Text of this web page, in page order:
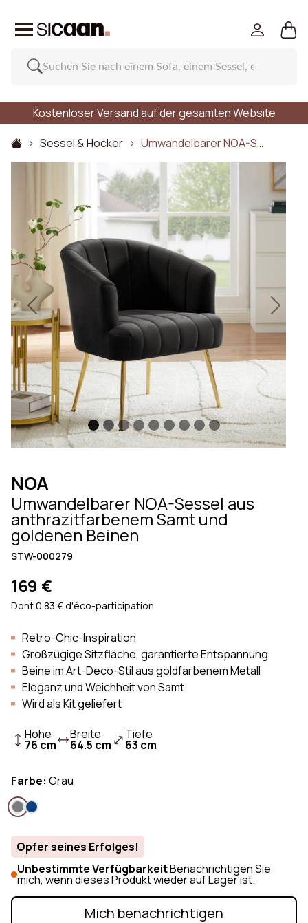
Kostenloser Versand auf der gesamten Website
Sessel & Hocker
Umwandelbarer NOA-S…
Previous Next
NOA
Umwandelbarer NOA-Sessel aus
anthrazitfarbenem Samt und
goldenen Beinen
STW-000279
169 €
Dont 0.83 € d'éco-participation
Retro-Chic-Inspiration
Großzügige Sitzfläche, garantierte Entspannung
Beine im Art-Deco-Stil aus goldfarbenem Metall
Eleganz und Weichheit von Samt
Wird als Kit geliefert
Höhe
76 cm
Breite
64.5 cm
Tiefe
63 cm
Farbe: Grau
Opfer seines Erfolges!
Unbestimmte VerfügbarkeitBenachrichtigen Sie
mich, wenn dieses Produkt wieder auf Lager ist.
Mich benachrichtigen